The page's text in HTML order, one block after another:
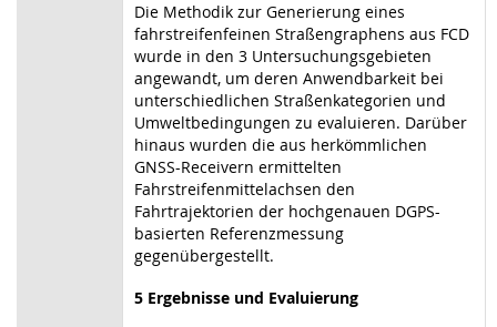
Die Methodik zur Generierung eines
fahrstreifenfeinen Straßengraphens aus FCD
wurde in den 3 Untersuchungsgebieten
angewandt, um deren Anwendbarkeit bei
unterschiedlichen Straßenkategorien und
Umweltbedingungen zu evaluieren. Darüber
hinaus wurden die aus herkömmlichen
GNSS-Receivern ermittelten
Fahrstreifenmittelachsen den
Fahrtrajektorien der hochgenauen DGPS-
basierten Referenzmessung
gegenübergestellt.
5 Ergebnisse und Evaluierung